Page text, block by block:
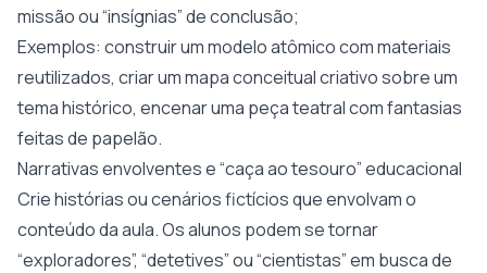
missão ou “insígnias” de conclusão;
Exemplos: construir um modelo atômico com materiais
reutilizados, criar um mapa conceitual criativo sobre um
tema histórico, encenar uma peça teatral com fantasias
feitas de papelão.
Narrativas envolventes e “caça ao tesouro” educacional
Crie histórias ou cenários fictícios que envolvam o
conteúdo da aula. Os alunos podem se tornar
“exploradores”, “detetives” ou “cientistas” em busca de